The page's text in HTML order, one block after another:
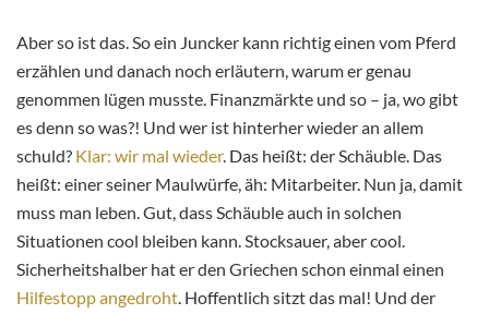
Aber so ist das. So ein Juncker kann richtig einen vom Pferd
erzählen und danach noch erläutern, warum er genau
genommen lügen musste. Finanzmärkte und so – ja, wo gibt
es denn so was?! Und wer ist hinterher wieder an allem
schuld? Klar: wir mal wieder. Das heißt: der Schäuble. Das
heißt: einer seiner Maulwürfe, äh: Mitarbeiter. Nun ja, damit
muss man leben. Gut, dass Schäuble auch in solchen
Situationen cool bleiben kann. Stocksauer, aber cool.
Sicherheitshalber hat er den Griechen schon einmal einen
Hilfestopp angedroht. Hoffentlich sitzt das mal! Und der